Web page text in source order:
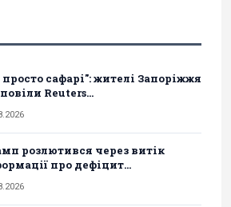
сафарі": жителі Запоріжжя
Reuters...
розлютився через витік
про дефіцит...